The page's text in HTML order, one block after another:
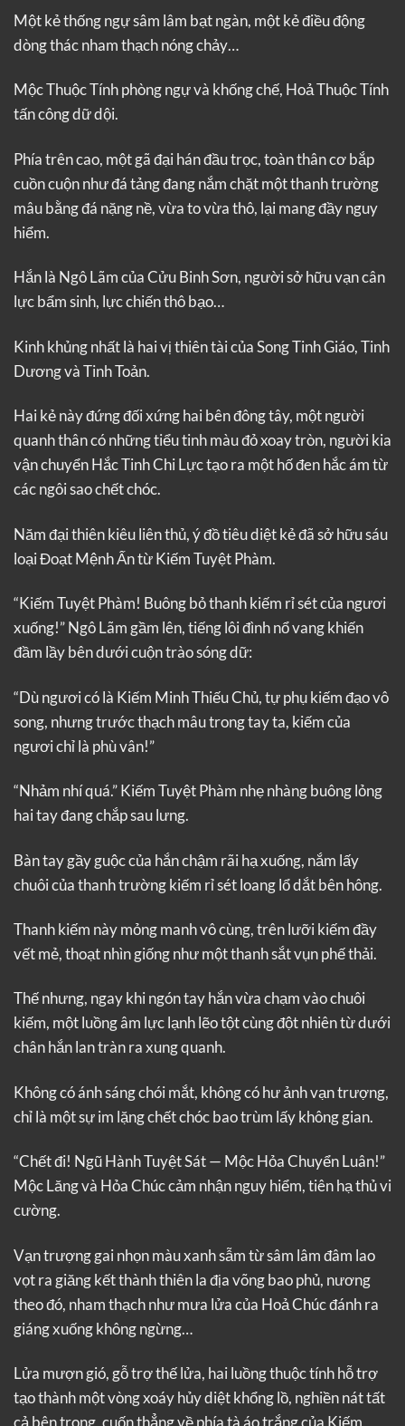
Một kẻ thống ngự sâm lâm bạt ngàn, một kẻ điều động
dòng thác nham thạch nóng chảy…
Mộc Thuộc Tính phòng ngự và khống chế, Hoả Thuộc Tính
tấn công dữ dội.
Phía trên cao, một gã đại hán đầu trọc, toàn thân cơ bắp
cuồn cuộn như đá tảng đang nắm chặt một thanh trường
mâu bằng đá nặng nề, vừa to vừa thô, lại mang đầy nguy
hiểm.
Hắn là Ngô Lãm của Cửu Binh Sơn, người sở hữu vạn cân
lực bẩm sinh, lực chiến thô bạo…
Kinh khủng nhất là hai vị thiên tài của Song Tinh Giáo, Tinh
Dương và Tinh Toản.
Hai kẻ này đứng đối xứng hai bên đông tây, một người
quanh thân có những tiểu tinh màu đỏ xoay tròn, người kia
vận chuyển Hắc Tinh Chi Lực tạo ra một hố đen hắc ám từ
các ngôi sao chết chóc.
Năm đại thiên kiêu liên thủ, ý đồ tiêu diệt kẻ đã sở hữu sáu
loại Đoạt Mệnh Ấn từ Kiếm Tuyệt Phàm.
“Kiếm Tuyệt Phàm! Buông bỏ thanh kiếm rỉ sét của ngươi
xuống!” Ngô Lãm gầm lên, tiếng lôi đình nổ vang khiến
đầm lầy bên dưới cuộn trào sóng dữ:
“Dù ngươi có là Kiếm Minh Thiếu Chủ, tự phụ kiếm đạo vô
song, nhưng trước thạch mâu trong tay ta, kiếm của
ngươi chỉ là phù vân!”
“Nhảm nhí quá.” Kiếm Tuyệt Phàm nhẹ nhàng buông lỏng
hai tay đang chắp sau lưng.
Bàn tay gầy guộc của hắn chậm rãi hạ xuống, nắm lấy
chuôi của thanh trường kiếm rỉ sét loang lổ dắt bên hông.
Thanh kiếm này mỏng manh vô cùng, trên lưỡi kiếm đầy
vết mẻ, thoạt nhìn giống như một thanh sắt vụn phế thải.
Thế nhưng, ngay khi ngón tay hắn vừa chạm vào chuôi
kiếm, một luồng âm lực lạnh lẽo tột cùng đột nhiên từ dưới
chân hắn lan tràn ra xung quanh.
Không có ánh sáng chói mắt, không có hư ảnh vạn trượng,
chỉ là một sự im lặng chết chóc bao trùm lấy không gian.
“Chết đi! Ngũ Hành Tuyệt Sát — Mộc Hỏa Chuyển Luân!”
Mộc Lăng và Hỏa Chúc cảm nhận nguy hiểm, tiên hạ thủ vi
cường.
Vạn trượng gai nhọn màu xanh sẫm từ sâm lâm đâm lao
vọt ra giăng kết thành thiên la địa võng bao phủ, nương
theo đó, nham thạch như mưa lửa của Hoả Chúc đánh ra
giáng xuống không ngừng…
Lửa mượn gió, gỗ trợ thế lửa, hai luồng thuộc tính hỗ trợ
tạo thành một vòng xoáy hủy diệt khổng lồ, nghiền nát tất
cả bên trong, cuốn thẳng về phía tà áo trắng của Kiếm